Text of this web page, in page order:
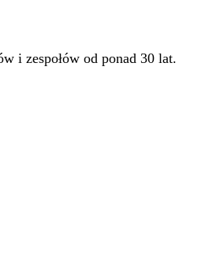
i zespołów od ponad 30 lat.